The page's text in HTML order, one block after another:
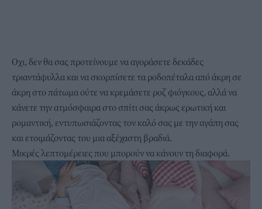
Οχι, δεν θα σας προτείνουμε να αγοράσετε δεκάδες
τριαντάφυλλα και να σκορπίσετε τα ροδοπέταλα από άκρη σε
άκρη στο πάτωμα ούτε να κρεμάσετε ροζ φιόγκους, αλλά να
κάνετε την ατμόσφαιρα στο σπίτι σας άκρως ερωτική και
ρομαντική, εντυπωσιάζοντας τον καλό σας με την αγάπη σας
και ετοιμάζοντας του μια αξέχαστη βραδιά.
Μικρές λεπτομέρειες που μπορούν να κάνουν τη διαφορά.